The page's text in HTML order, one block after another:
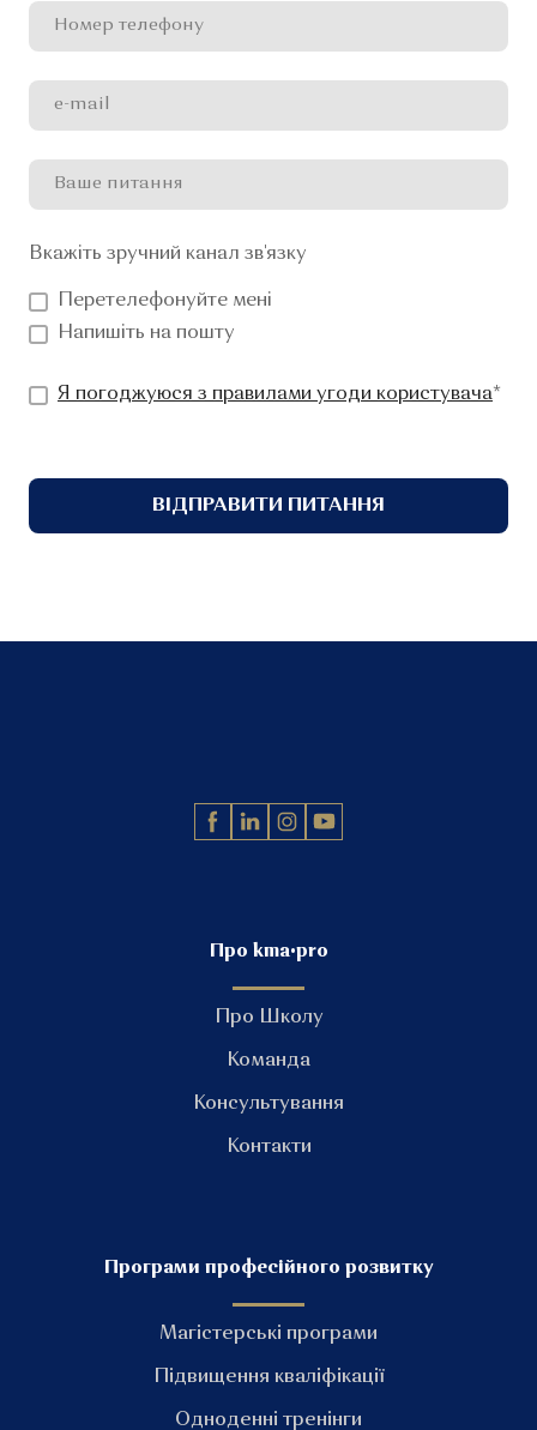
Вкажіть зручний канал зв'язку
Перетелефонуйте мені
Напишіть на пошту
Я погоджуюся з правилами угоди користувача*
ВІДПРАВИТИ ПИТАННЯ
Про kma•pro
Про Школу
Команда
Консультування
Контакти
Програми професійного розвитку
Магістерські програми
Підвищення кваліфікації
Одноденні тренінги